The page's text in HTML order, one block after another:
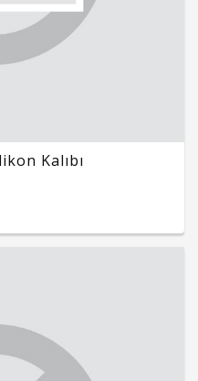
Kalıbı